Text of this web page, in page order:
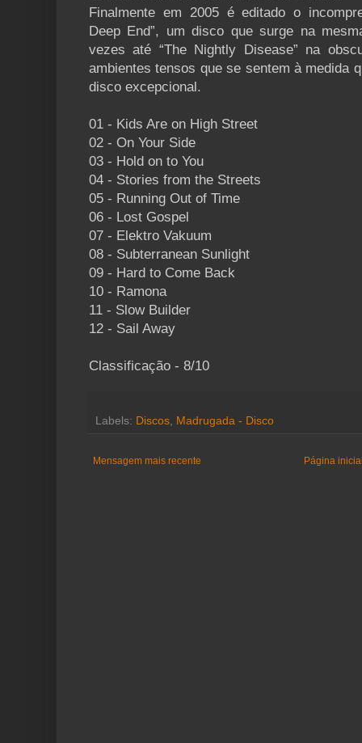
Finalmente em 2005 é editado o
Deep End”, um disco que surge na
vezes até “The Nightly Disease” na
ambientes tensos que se sentem à medida
disco excepcional.
01 - Kids Are on High Street
02 - On Your Side
03 - Hold on to You
04 - Stories from the Streets
05 - Running Out of Time
06 - Lost Gospel
07 - Elektro Vakuum
08 - Subterranean Sunlight
09 - Hard to Come Back
10 - Ramona
11 - Slow Builder
12 - Sail Away
Classificação - 8/10
Labels: Discos, Madrugada - Disco
Mensagem mais recente Página